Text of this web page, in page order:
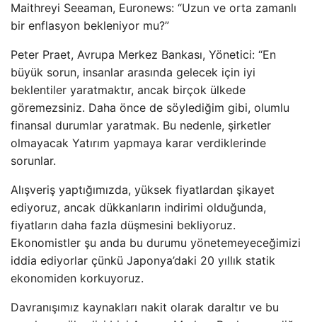
Maithreyi Seeaman, Euronews: “Uzun ve orta zamanlı
bir enflasyon bekleniyor mu?”
Peter Praet, Avrupa Merkez Bankası, Yönetici: “En
büyük sorun, insanlar arasında gelecek için iyi
beklentiler yaratmaktır, ancak birçok ülkede
göremezsiniz. Daha önce de söylediğim gibi, olumlu
finansal durumlar yaratmak. Bu nedenle, şirketler
olmayacak Yatırım yapmaya karar verdiklerinde
sorunlar.
Alışveriş yaptığımızda, yüksek fiyatlardan şikayet
ediyoruz, ancak dükkanların indirimi olduğunda,
fiyatların daha fazla düşmesini bekliyoruz.
Ekonomistler şu anda bu durumu yönetemeyeceğimizi
iddia ediyorlar çünkü Japonya’daki 20 yıllık statik
ekonomiden korkuyoruz.
Davranışımız kaynakları nakit olarak daraltır ve bu